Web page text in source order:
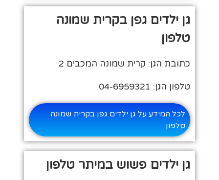
גן ילדים גפן בקרית שמונה
טלפון
כתובת הגן: קרית שמונה המכבים 2
טלפון הגן: 04-6959321
לכל המידע על גן ילדים גפן בקרית שמונה
טלפון
גן ילדים פשוש במיתר טלפון